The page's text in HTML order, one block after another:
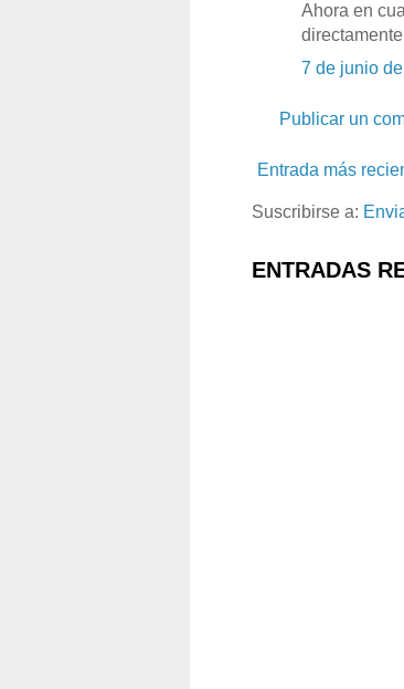
Ahora en
7 de junio
Publicar un
Entrada más
Suscribirse a:
ENTRADAS